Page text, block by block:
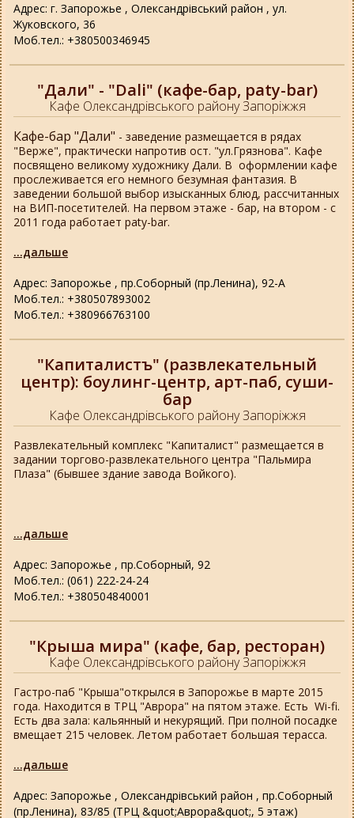
Адрес: г. Запорожье , Олександрівський район , ул.
Жуковского, 36
Моб.тел.: +380500346945
"Дали" - "Dali" (кафе-бар, paty-bar)
Кафе Олександрівського району Запоріжжя
Адрес: Запорожье , пр.Соборный (пр.Ленина), 92-А
Моб.тел.: +380507893002
Моб.тел.: +380966763100
Кафе-бар "Дали" - заведение размещается в рядах
"Верже", практически напротив ост. "ул.Грязнова". Кафе
посвящено великому художнику Дали. В оформлении кафе
прослеживается его немного безумная фантазия. В
заведении большой выбор изысканных блюд, рассчитанных
на ВИП-посетителей. На первом этаже - бар, на втором - с
2011 года работает paty-bar.
...дальше
"Капиталистъ" (развлекательный
центр): боулинг-центр, арт-паб, суши-
бар
Кафе Олександрівського району Запоріжжя
Адрес: Запорожье , пр.Соборный, 92
Моб.тел.: (061) 222-24-24
Моб.тел.: +380504840001
Развлекательный комплекс "Капиталист" размещается в
задании торгово-развлекательного центра "Пальмира
Плаза" (бывшее здание завода Войкого).
...дальше
"Крыша мира" (кафе, бар, ресторан)
Кафе Олександрівського району Запоріжжя
Адрес: Запорожье , Олександрівський район , пр.Соборный
(пр.Ленина), 83/85 (ТРЦ &quot;Аврора&quot;, 5 этаж)
Гастро-паб "Крыша"открылся в Запорожье в марте 2015
года. Находится в ТРЦ "Аврора" на пятом этаже. Есть Wi-fi.
Есть два зала: кальянный и некурящий. При полной посадке
вмещает 215 человек. Летом работает большая терасса.
...дальше